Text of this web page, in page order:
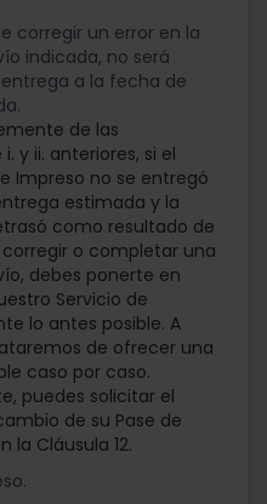
corregir un error en la
indicada, no será
a la fecha de
de las
y ii. anteriores, si el
Impreso no se entregó
estimada y la
como resultado de
o completar una
debes ponerte en
Servicio de
lo antes posible. A
de ofrecer una
caso por caso.
puedes solicitar el
de su Pase de
la Cláusula 12.